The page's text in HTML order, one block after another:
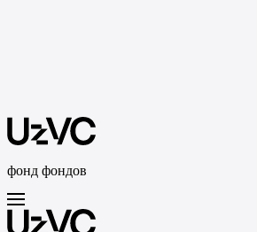
фонд фондов